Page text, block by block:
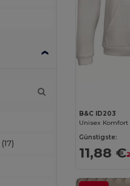
(17)
B&C ID203
Günstigste:
11,88 €